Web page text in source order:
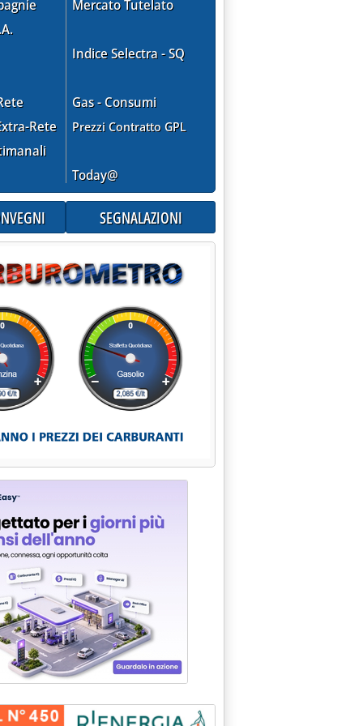
Rete
Mercato Tutelato
Indice Selectra - SQ
Gas - Consumi
Prezzi Contratto GPL
Today@
SEGNALAZIONI